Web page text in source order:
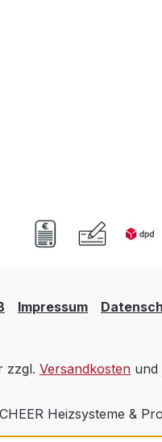
Impressum
zzgl. Versandkosten und
Heizsysteme &